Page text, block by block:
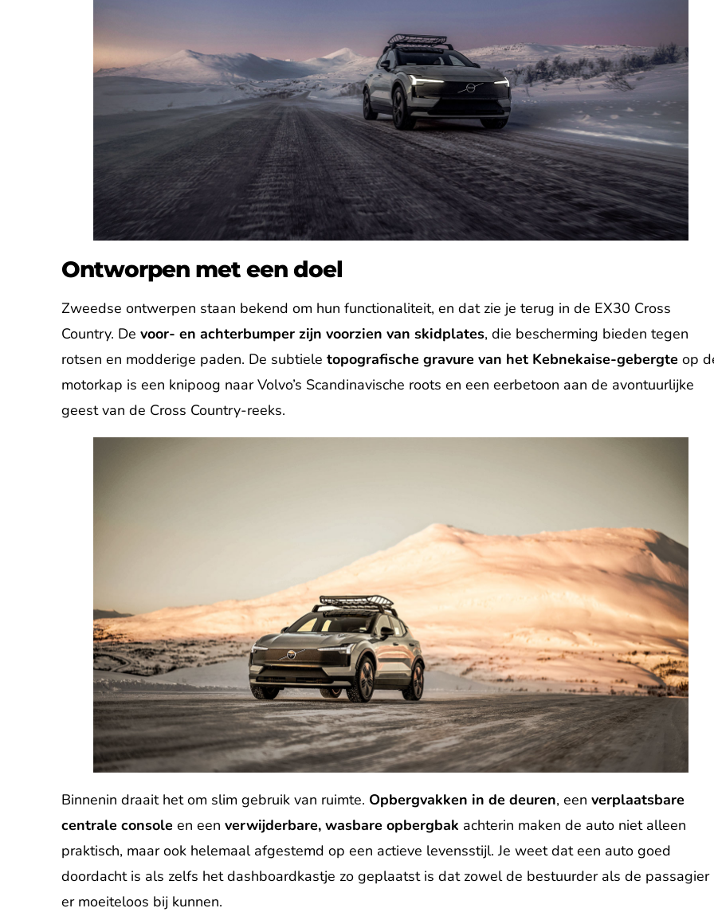
Ontworpen met een doel
Zweedse ontwerpen staan bekend om hun functionaliteit, en dat zie je terug in de EX30 Cross
Country. Devoor- en achterbumper zijn voorzien van skidplates, die bescherming bieden tegen
rotsen en modderige paden. De subtieletopografische gravure van het Kebnekaise-gebergte op
motorkap is een knipoog naar Volvo’s Scandinavische roots en een eerbetoon aan de avontuurlijke
geest van de Cross Country-reeks.
Binnenin draait het om slim gebruik van ruimte. Opbergvakken in de deuren, eenverplaatsbare
centrale console en eenverwijderbare, wasbare opbergbak achterin maken de auto niet alleen
praktisch, maar ook helemaal afgestemd op een actieve levensstijl. Je weet dat een auto goed
doordacht is als zelfs het dashboardkastje zo geplaatst is dat zowel de bestuurder als de passagier
er moeiteloos bij kunnen.